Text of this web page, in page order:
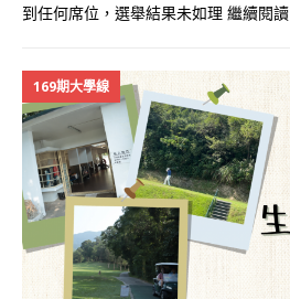
到任何席位，選舉結果未如理 繼續閱讀
169期大學線